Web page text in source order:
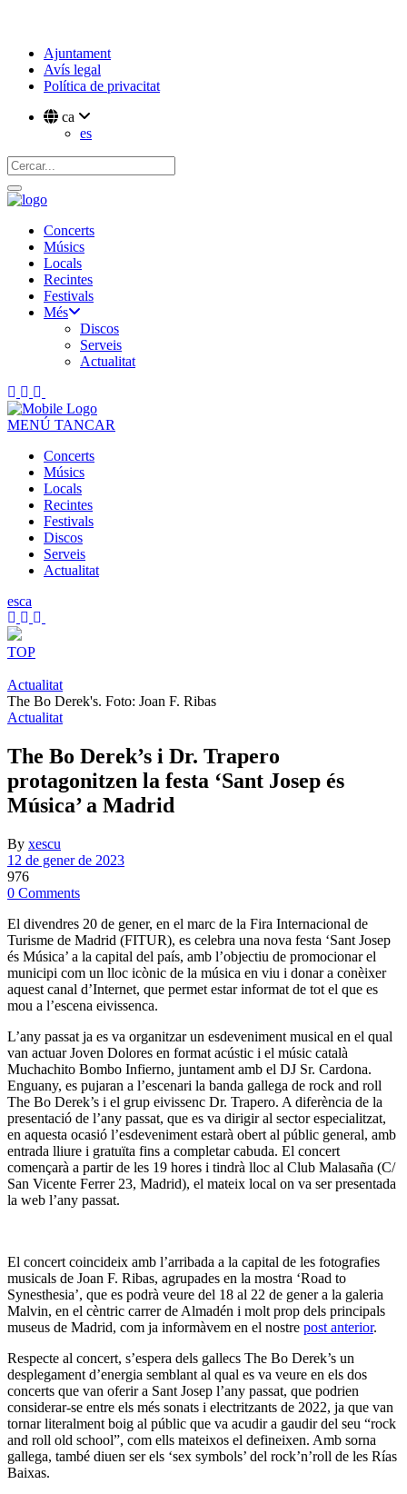
Ajuntament
Avís legal
Política de privacitat
ca
es
Concerts
Músics
Locals
Recintes
Festivals
Més
Discos
Serveis
Actualitat
MENÚ TANCAR
Concerts
Músics
Locals
Recintes
Festivals
Discos
Serveis
Actualitat
esca
TOP
Actualitat
The Bo Derek's. Foto: Joan F. Ribas
Actualitat
The Bo Derek’s i Dr. Trapero
protagonitzen la festa ‘Sant Josep és
Música’ a Madrid
By xescu
12 de gener de 2023
976
0 Comments
El divendres 20 de gener, en el marc de la Fira Internacional de
Turisme de Madrid (FITUR), es celebra una nova festa ‘Sant Josep
és Música’ a la capital del país, amb l’objectiu de promocionar el
municipi com un lloc icònic de la música en viu i donar a conèixer
aquest canal d’Internet, que permet estar informat de tot el que es
mou a l’escena eivissenca.
L’any passat ja es va organitzar un esdeveniment musical en el qual
van actuar Joven Dolores en format acústic i el músic català
Muchachito Bombo Infierno, juntament amb el DJ Sr. Cardona.
Enguany, es pujaran a l’escenari la banda gallega de rock and roll
The Bo Derek’s i el grup eivissenc Dr. Trapero. A diferència de la
presentació de l’any passat, que es va dirigir al sector especialitzat,
en aquesta ocasió l’esdeveniment estarà obert al públic general, amb
entrada lliure i gratuïta fins a completar cabuda. El concert
començarà a partir de les 19 hores i tindrà lloc al Club Malasaña (C/
San Vicente Ferrer 23, Madrid), el mateix local on va ser presentada
la web l’any passat.
El concert coincideix amb l’arribada a la capital de les fotografies
musicals de Joan F. Ribas, agrupades en la mostra ‘Road to
Synesthesia’, que es podrà veure del 18 al 22 de gener a la galeria
Malvin, en el cèntric carrer de Almadén i molt prop dels principals
museus de Madrid, com ja informàvem en el nostre post anterior.
Respecte al concert, s’espera dels gallecs The Bo Derek’s un
desplegament d’energia semblant al qual es va veure en els dos
concerts que van oferir a Sant Josep l’any passat, que podrien
considerar-se entre els més sonats i electritzants de 2022, ja que van
tornar literalment boig al públic que va acudir a gaudir del seu “rock
and roll old school”, com ells mateixos el defineixen. Amb sorna
gallega, també diuen ser els ‘sex symbols’ del rock’n’roll de les Rías
Baixas.